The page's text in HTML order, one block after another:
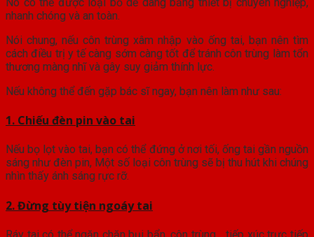
nhanh chóng và an toàn.
Nói chung, nếu côn trùng xâm nhập vào ống tai, bạn nên tìm
cách điều trị y tế càng sớm càng tốt để tránh côn trùng làm tổn
thương màng nhĩ và gây suy giảm thính lực.
Nếu không thể đến gặp bác sĩ ngay, bạn nên làm như sau:
1. Chiếu đèn pin vào tai
Nếu bọ lọt vào tai, bạn có thể đứng ở nơi tối, ống tai gần nguồn
sáng như đèn pin, Một số loại côn trùng sẽ bị thu hút khi chúng
nhìn thấy ánh sáng rực rỡ.
2. Đừng tùy tiện ngoáy tai